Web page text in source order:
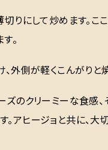
りにして炒めます。
。
外側が軽くこんがり
ズのクリーミーな食
アヒージョと共に、